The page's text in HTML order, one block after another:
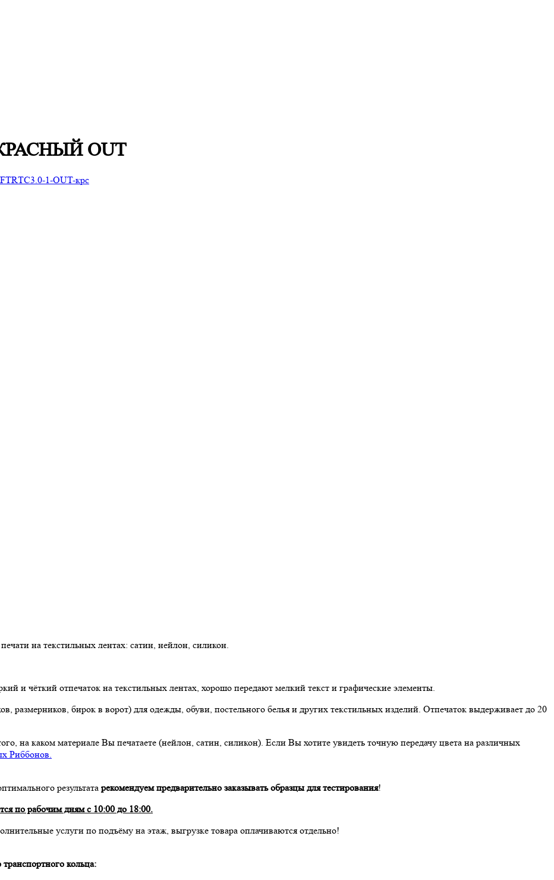
КРАСНЫЙ OUT
на текстильных лентах: сатин, нейлон, силикон.
и чёткий отпечаток на текстильных лентах, хорошо передают мелкий текст и графические элементы.
размерников, бирок в ворот) для одежды, обуви, постельного белья и других текстильных изделий. Отпечаток выдерживает до 20
на каком материале Вы печатаете (нейлон, сатин, силикон). Если Вы хотите увидеть точную передачу цвета на различных
Риббонов.
результата рекомендуем предварительно заказывать образцы для тестирования!
по рабочим дням с 10:00 до 18:00.
услуги по подъёму на этаж, выгрузке товара оплачиваются отдельно!
кольца: